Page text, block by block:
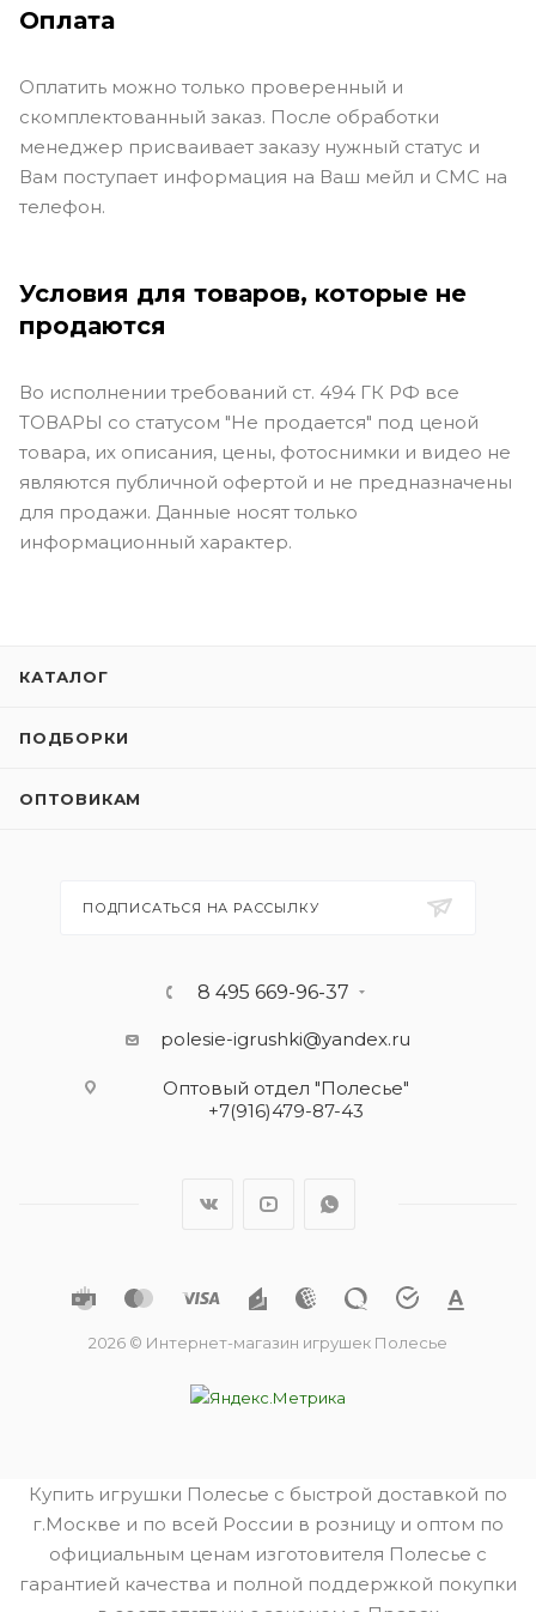
Оплата
Оплатить можно только проверенный и
скомплектованный заказ. После обработки
менеджер присваивает заказу нужный статус и
Вам поступает информация на Ваш мейл и СМС на
телефон.
Условия для товаров, которые не
продаются
Во исполнении требований ст. 494 ГК РФ все
ТОВАРЫ со статусом "Не продается" под ценой
товара, их описания, цены, фотоснимки и видео не
являются публичной офертой и не предназначены
для продажи. Данные носят только
информационный характер.
КАТАЛОГ
ПОДБОРКИ
ОПТОВИКАМ
ПОДПИСАТЬСЯ НА РАССЫЛКУ
8 495 669-96-37
polesie-igrushki@yandex.ru
Оптовый отдел "Полесье"
+7(916)479-87-43
2026 © Интернет-магазин игрушек Полесье
Купить игрушки Полесье с быстрой доставкой по
г.Москве и по всей России в розницу и оптом по
официальным ценам изготовителя Полесье с
гарантией качества и полной поддержкой покупки